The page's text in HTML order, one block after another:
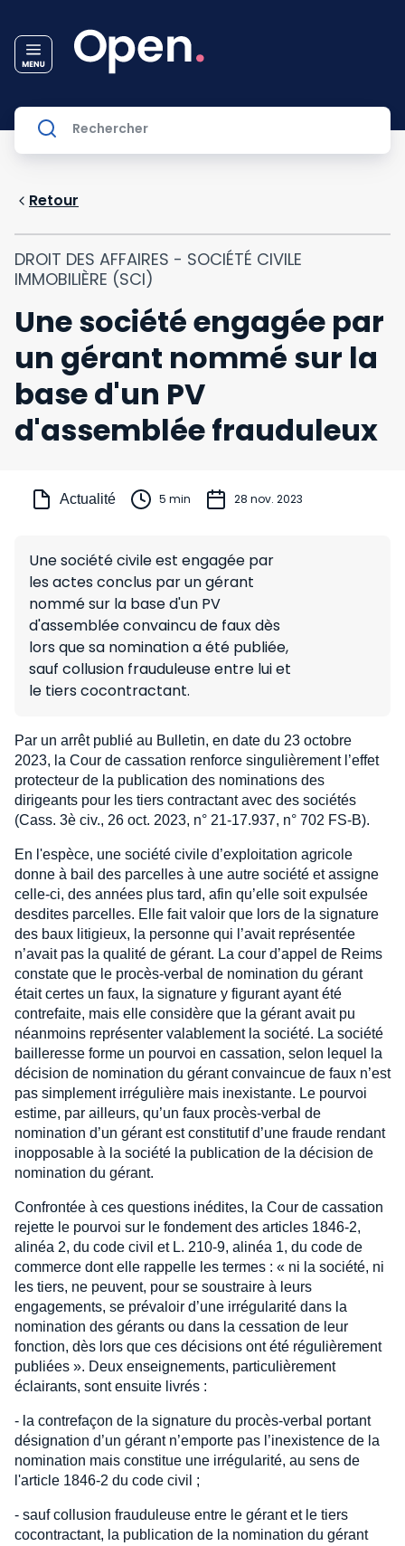
Retour
DROIT DES AFFAIRES - SOCIÉTÉ CIVILE
IMMOBILIÈRE (SCI)
Une société engagée par
un gérant nommé sur la
base d'un PV
d'assemblée frauduleux
Actualité 5 min 28 nov. 2023
Une société civile est engagée par
les actes conclus par un gérant
nommé sur la base d'un PV
d'assemblée convaincu de faux dès
lors que sa nomination a été publiée,
sauf collusion frauduleuse entre lui et
le tiers cocontractant.
Par un arrêt publié au Bulletin, en date du 23 octobre
2023, la Cour de cassation renforce singulièrement l’effet
protecteur de la publication des nominations des
dirigeants pour les tiers contractant avec des sociétés
(Cass. 3è civ., 26 oct. 2023, n° 21-17.937, n° 702 FS-B).
En l'espèce, une société civile d’exploitation agricole
donne à bail des parcelles à une autre société et assigne
celle-ci, des années plus tard, afin qu’elle soit expulsée
desdites parcelles. Elle fait valoir que lors de la signature
des baux litigieux, la personne qui l’avait représentée
n’avait pas la qualité de gérant. La cour d’appel de Reims
constate que le procès-verbal de nomination du gérant
était certes un faux, la signature y figurant ayant été
contrefaite, mais elle considère que la gérant avait pu
néanmoins représenter valablement la société. La société
bailleresse forme un pourvoi en cassation, selon lequel la
décision de nomination du gérant convaincue de faux n’est
pas simplement irrégulière mais inexistante. Le pourvoi
estime, par ailleurs, qu’un faux procès-verbal de
nomination d’un gérant est constitutif d’une fraude rendant
inopposable à la société la publication de la décision de
nomination du gérant.
Confrontée à ces questions inédites, la Cour de cassation
rejette le pourvoi sur le fondement des articles 1846-2,
alinéa 2, du code civil et L. 210-9, alinéa 1, du code de
commerce dont elle rappelle les termes : « ni la société, ni
les tiers, ne peuvent, pour se soustraire à leurs
engagements, se prévaloir d’une irrégularité dans la
nomination des gérants ou dans la cessation de leur
fonction, dès lors que ces décisions ont été régulièrement
publiées ». Deux enseignements, particulièrement
éclairants, sont ensuite livrés :
- la contrefaçon de la signature du procès-verbal portant
désignation d’un gérant n’emporte pas l’inexistence de la
nomination mais constitue une irrégularité, au sens de
l'article 1846-2 du code civil ;
- sauf collusion frauduleuse entre le gérant et le tiers
cocontractant, la publication de la nomination du gérant